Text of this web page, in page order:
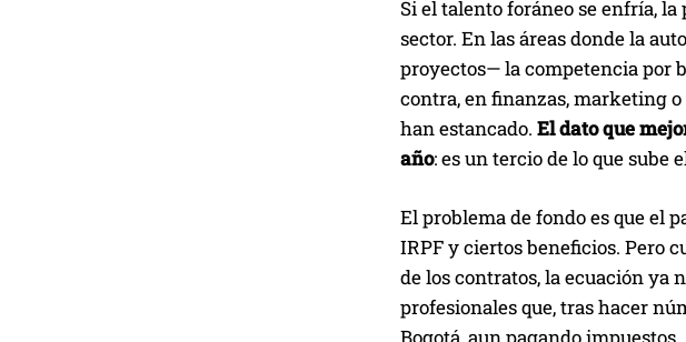
Si el talento foráneo se enfría, la
sector. En las áreas donde la
proyectos— la competencia por
contra, en finanzas, marketing
han estancado. El dato que
año: es un tercio de lo que sube
El problema de fondo es que el
IRPF y ciertos beneficios. Pero
de los contratos, la ecuación ya
profesionales que, tras hacer